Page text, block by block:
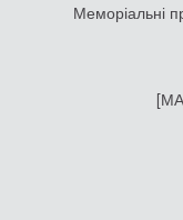
Меморіальні